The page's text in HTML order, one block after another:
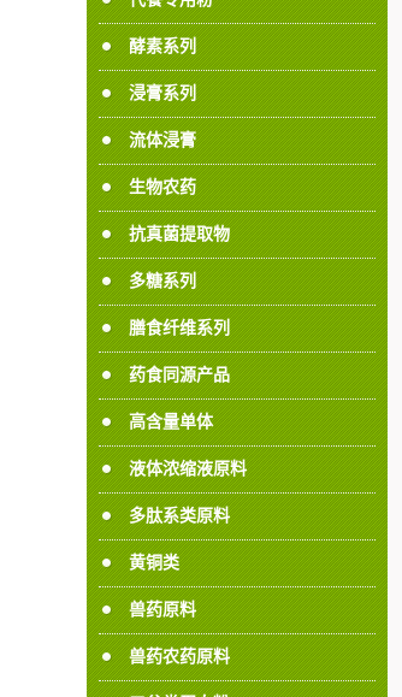
酵素系列
浸膏系列
流体浸膏
生物农药
抗真菌提取物
多糖系列
膳食纤维系列
药食同源产品
高含量单体
液体浓缩液原料
多肽系类原料
黄铜类
兽药原料
兽药农药原料